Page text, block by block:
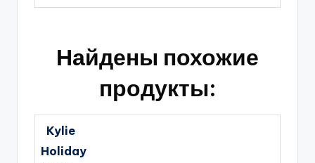
Найдены похожие
продукты:
Kylie
Holiday